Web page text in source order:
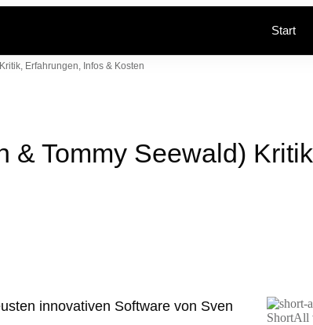
Start
Erfahrungen, Infos & Kosten
& Tommy Seewald)
innovativen Software von Sven
ShortAll